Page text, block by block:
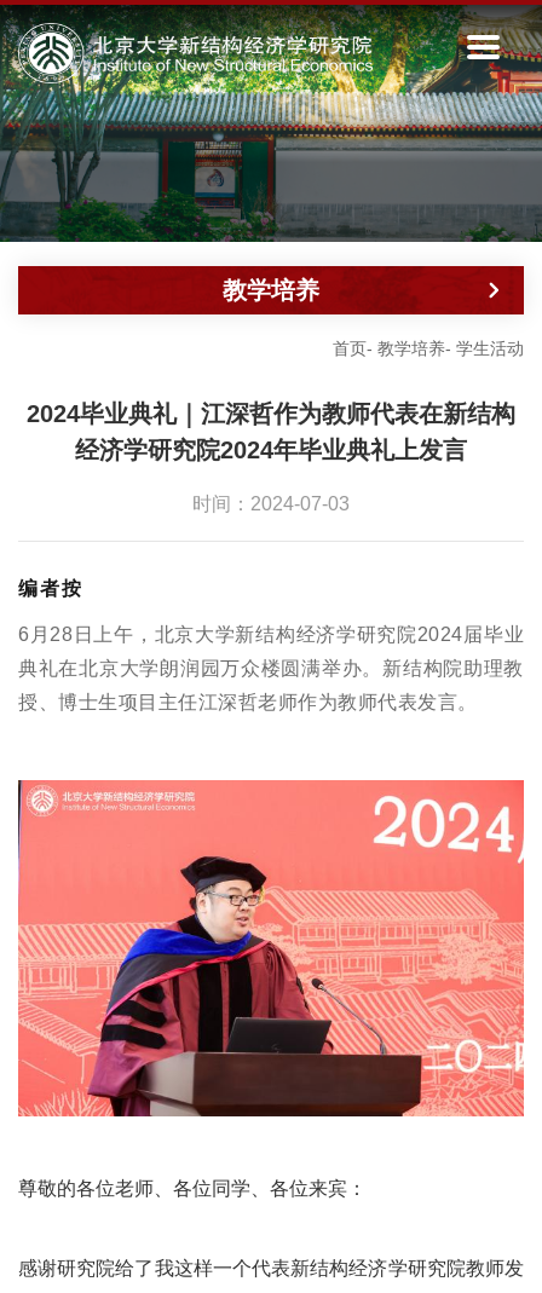
首页- 教学培养- 学生活动
教学培养
2024毕业典礼｜江深哲作为教师代表在新结构
经济学研究院2024年毕业典礼上发言
时间：2024-07-03
编者按
6月28日上午，北京大学新结构经济学研究院2024届毕业
典礼在北京大学朗润园万众楼圆满举办。新结构院助理教
授、博士生项目主任江深哲老师作为教师代表发言。
尊敬的各位老师、各位同学、各位来宾：
感谢研究院给了我这样一个代表新结构经济学研究院教师发